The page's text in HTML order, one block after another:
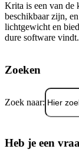
Krita is een van de
beschikbaar zijn,
lichtgewicht en
dure software vindt.
Zoeken
Zoek naar:
Heb je een